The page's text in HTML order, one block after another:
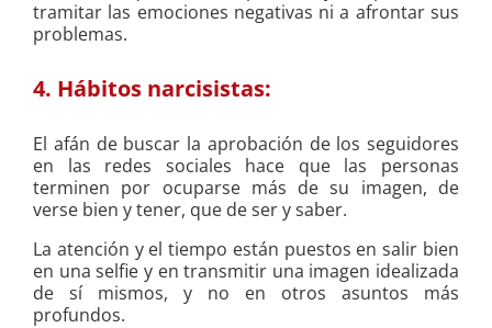
tramitar las emociones negativas ni a afrontar sus
problemas.
4. Hábitos narcisistas:
El afán de buscar la aprobación de los seguidores
en las redes sociales hace que las personas
terminen por ocuparse más de su imagen, de
verse bien y tener, que de ser y saber.
La atención y el tiempo están puestos en salir bien
en una selfie y en transmitir una imagen idealizada
de sí mismos, y no en otros asuntos más
profundos.